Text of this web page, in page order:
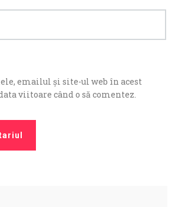
emailul și site-ul web în acest
viitoare când o să comentez.